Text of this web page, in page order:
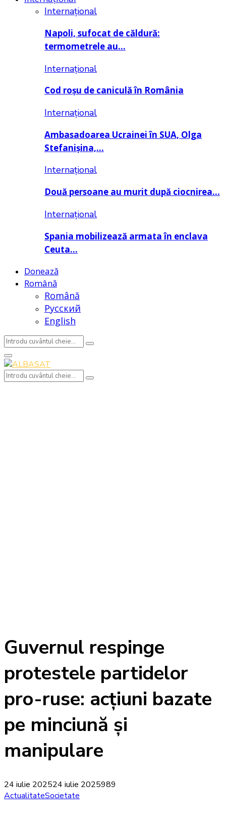
Internațional
Napoli, sufocat de căldură:
termometrele au…
Internațional
Cod roșu de caniculă în România
Internațional
Ambasadoarea Ucrainei în SUA, Olga
Stefanișina,…
Internațional
Două persoane au murit după ciocnirea…
Internațional
Spania mobilizează armata în enclava
Ceuta…
Donează
Română
Română
Русский
English
Search
for:
Search
Primary
Menu
Search
Search
Guvernul respinge
protestele partidelor
pro-ruse: acțiuni bazate
pe minciună și
manipulare
24 iulie 202524 iulie 2025989
ActualitateSocietate